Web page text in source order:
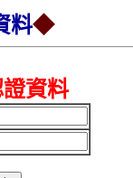
料◆
資料